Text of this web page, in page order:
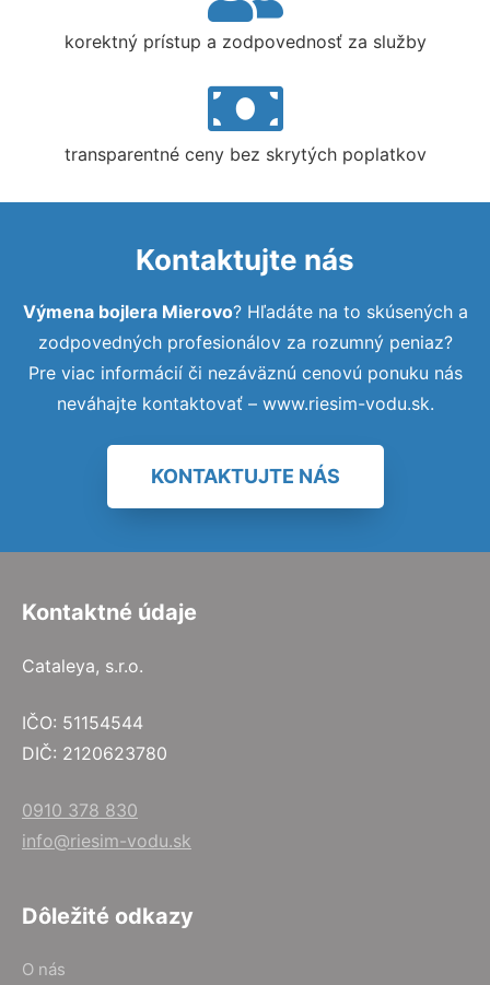
korektný prístup a zodpovednosť za služby
transparentné ceny bez skrytých poplatkov
Kontaktujte nás
Výmena bojlera Mierovo? Hľadáte na to skúsených a
zodpovedných profesionálov za rozumný peniaz?
Pre viac informácií či nezáväznú cenovú ponuku nás
neváhajte kontaktovať – www.riesim-vodu.sk.
KONTAKTUJTE NÁS
Kontaktné údaje
Cataleya, s.r.o.
IČO: 51154544
DIČ: 2120623780
0910 378 830
info@riesim-vodu.sk
Dôležité odkazy
O nás